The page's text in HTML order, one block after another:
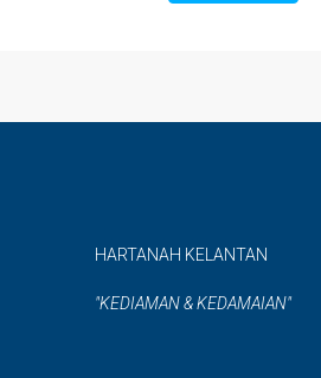
HARTANAH KELANTAN
"KEDIAMAN & KEDAMAIAN"